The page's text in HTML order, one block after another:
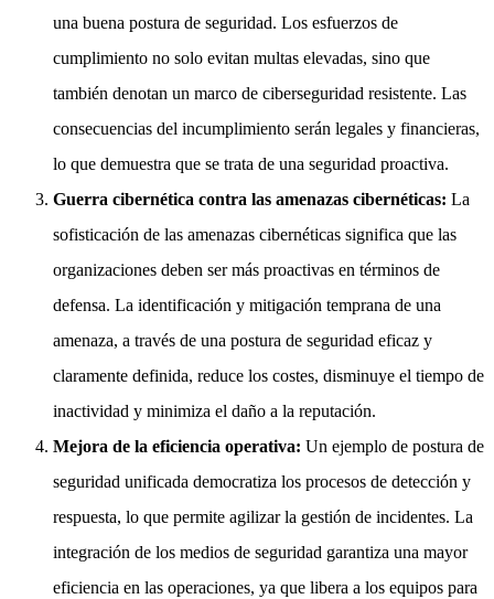
una buena postura de seguridad. Los esfuerzos de
cumplimiento no solo evitan multas elevadas, sino que
también denotan un marco de ciberseguridad resistente. Las
consecuencias del incumplimiento serán legales y financieras,
lo que demuestra que se trata de una seguridad proactiva.
Guerra cibernética contra las amenazas cibernéticas: La
sofisticación de las amenazas cibernéticas significa que las
organizaciones deben ser más proactivas en términos de
defensa. La identificación y mitigación temprana de una
amenaza, a través de una postura de seguridad eficaz y
claramente definida, reduce los costes, disminuye el tiempo de
inactividad y minimiza el daño a la reputación.
Mejora de la eficiencia operativa: Un ejemplo de postura de
seguridad unificada democratiza los procesos de detección y
respuesta, lo que permite agilizar la gestión de incidentes. La
integración de los medios de seguridad garantiza una mayor
eficiencia en las operaciones, ya que libera a los equipos para